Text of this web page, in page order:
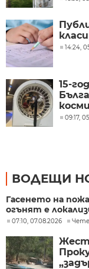
14:24,
15-
09:17,
ВОДЕЩИ
Гасенето на
огънят е
07:10, 07.08.2026 Чете